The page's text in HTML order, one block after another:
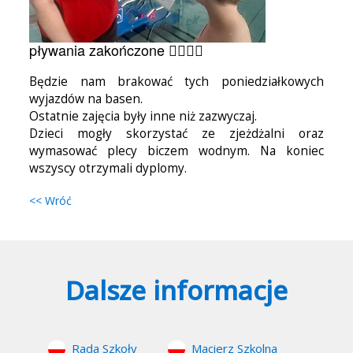
pływania zakończone 🏊‍♂️🏊‍♀️
Będzie nam brakować tych poniedziałkowych
wyjazdów na basen.
Ostatnie zajęcia były inne niż zazwyczaj.
Dzieci mogły skorzystać ze zjeżdżalni oraz
wymasować plecy biczem wodnym. Na koniec
wszyscy otrzymali dyplomy.
<< Wróć
Dalsze informacje
Rada Szkoły Macierz Szkolna